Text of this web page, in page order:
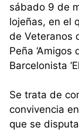
sábado 9 de
lojeñas, en el
de Veteranos
Peña ‘Amigos
Barcelonista
Se trata de
convivencia
que se